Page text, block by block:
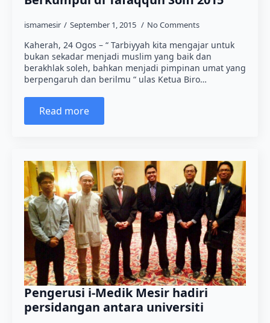
ismamesir September 1, 2015 No Comments
Kaherah, 24 Ogos – “ Tarbiyyah kita mengajar untuk
bukan sekadar menjadi muslim yang baik dan
berakhlak soleh, bahkan menjadi pimpinan umat yang
berpengaruh dan berilmu “ ulas Ketua Biro…
Read more
Pengerusi i-Medik Mesir hadiri
persidangan antara universiti